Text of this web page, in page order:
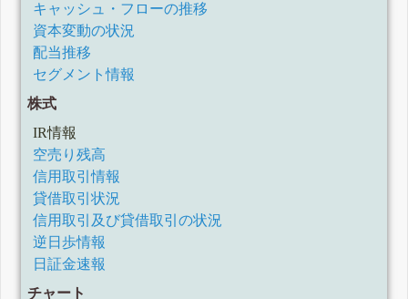
キャッシュ・フローの推移
資本変動の状況
配当推移
セグメント情報
株式
IR情報
空売り残高
信用取引情報
貸借取引状況
信用取引及び貸借取引の状況
逆日歩情報
日証金速報
チャート